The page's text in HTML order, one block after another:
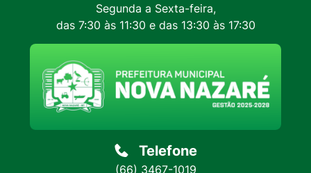
Segunda a Sexta-feira,
das 7:30 às 11:30 e das 13:30 às 17:30
Telefone
(66) 3467-1019